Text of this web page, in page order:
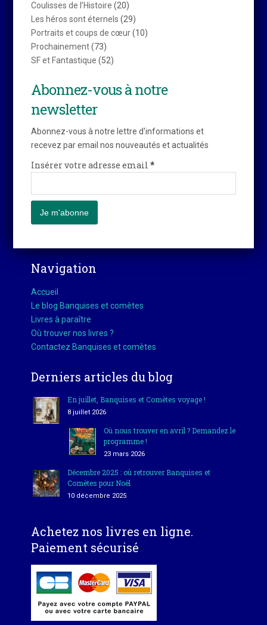
Coulisses de l’Histoire (20)
Les héros sont éternels (29)
Portraits et coups de cœur(10)
Prochainement(73)
SF et Fantastique (52)
Abonnez-vous à notre
newsletter
Abonnez-vous à notre lettre d'informations et
recevez par email nos nouveautés et actualités
Insérer votre adresse email*
Navigation
Accueil
Le blog Banquises et comètes
Livres à paraître
Où trouver nos livres ?
Contactez Banquises et comètes
Derniers articles du blog
En juillet, Banquises et Comètes voyage !
8 juillet 2026
Où nous trouver en avril ? Demandez le
programme !
23 mars 2026
Décembre 2025 : où retrouver Banquises et
Comètes pour Noël
10 décembre 2025
Achetez nos livres en ligne.
Paiement sécurisé